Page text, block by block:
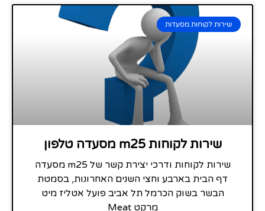
שירות לקוחות מסעדות
שירות לקוחות m25 מסעדה טלפון
שירות לקוחות ודרכי יצירת קשר של m25 מסעדה
דף הבית בארבע וחצי השנים האחרונות, בסמטת
הבשר בשוק הכרמל תל אביב פועל אטליז מיט
מרקט Meat